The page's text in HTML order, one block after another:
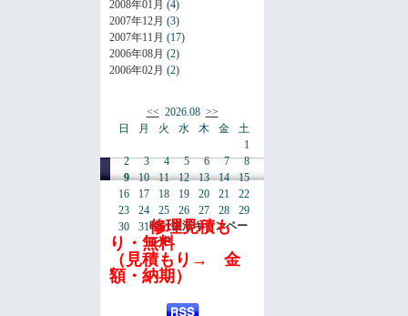
2008年01月 (4)
2007年12月 (3)
2007年11月 (17)
2006年08月 (2)
2006年02月 (2)
<< 2026.08 >>
日
2
9
16
23
30
月
3
10
17
24
31
火
4
11
18
25
水
5
12
19
26
木
6
13
20
27
金
7
14
21
28
土
1
8
15
22
29
時計復活キャンペー
ン中
修理見積も
り・無料
（見積もり→ 金
額・納期）